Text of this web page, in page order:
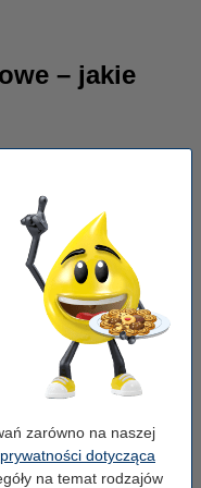
zarówno na naszej
dotycząca
na temat rodzajów
– jakie
w
kilka
dzięki
sprzedaż
o produktach lub
o ich cenie i sposobie
rachunków i